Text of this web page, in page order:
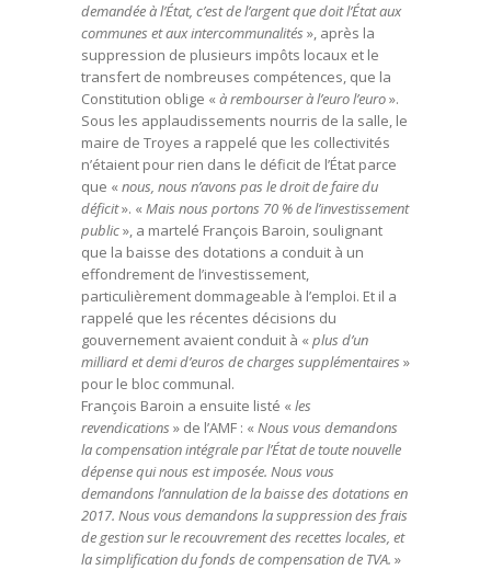
demandée à l’État, c’est de l’argent que doit l’État aux
communes et aux intercommunalités », après la
suppression de plusieurs impôts locaux et le
transfert de nombreuses compétences, que la
Constitution oblige « à rembourser à l’euro l’euro».
Sous les applaudissements nourris de la salle, le
maire de Troyes a rappelé que les collectivités
n’étaient pour rien dans le déficit de l’État parce
que « nous, nous n’avons pas le droit de faire du
déficit». « Mais nous portons 70 % de l’investissement
public», a martelé François Baroin, soulignant
que la baisse des dotations a conduit à un
effondrement de l’investissement,
particulièrement dommageable à l’emploi. Et il a
rappelé que les récentes décisions du
gouvernement avaient conduit à « plus d’un
milliard et demi d’euros de charges supplémentaires »
pour le bloc communal.
François Baroin a ensuite listé « les
revendications » de l’AMF : « Nous vous demandons
la compensation intégrale par l’État de toute nouvelle
dépense qui nous est imposée. Nous vous
demandons l’annulation de la baisse des dotations en
2017. Nous vous demandons la suppression des frais
de gestion sur le recouvrement des recettes locales, et
la simplification du fonds de compensation de TVA. »